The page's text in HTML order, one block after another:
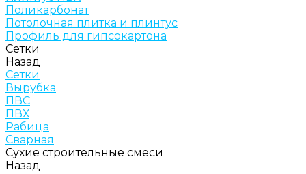
Поликарбонат
Потолочная плитка и плинтус
Профиль для гипсокартона
Сетки
Назад
Сетки
Вырубка
ПВС
ПВХ
Рабица
Сварная
Сухие строительные смеси
Назад